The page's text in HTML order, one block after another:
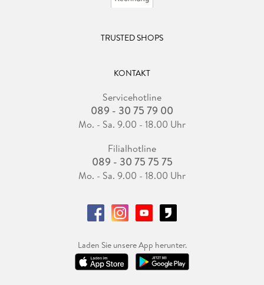
TRUSTED SHOPS
KONTAKT
Servicehotline
089 - 30 75 79 00
Mo. - Sa. 9.00 - 18.00 Uhr
Filialhotline
089 - 30 75 75 75
Mo. - Sa. 9.00 - 18.00 Uhr
Laden Sie unsere App herunter.